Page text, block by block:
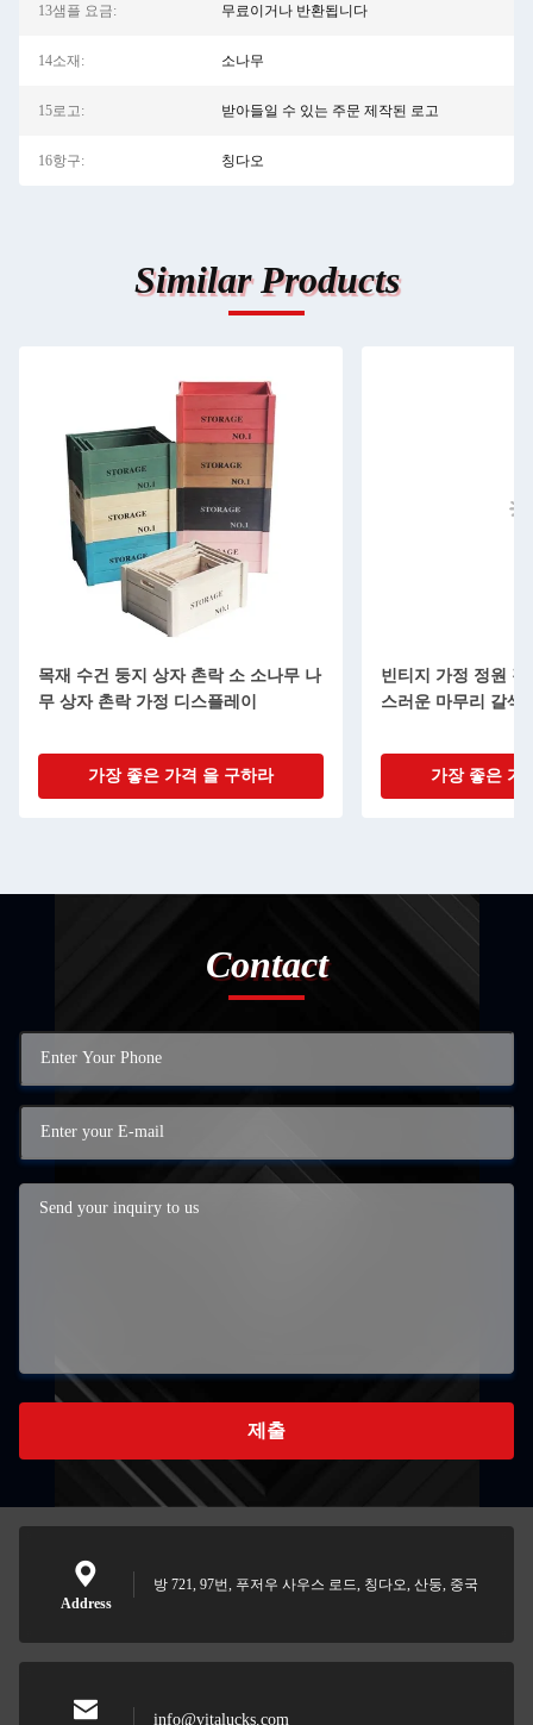
13샘플 요금: 무료이거나 반환됩니다
14소재: 소나무
15로고: 받아들일 수 있는 주문 제작된 로고
16항구: 칭다오
Similar Products
목재 수건 둥지 상자 촌락 소 소나무 나
무 상자 촌락 가정 디스플레이
가장 좋은 가격 을 구하라
빈티지 가정 정원
스러운 마무리 갈색
가장 좋은 가
Contact
제출
Address
방 721, 97번, 푸저우 사우스 로드, 칭다오, 산둥, 중국
info@vitalucks.com